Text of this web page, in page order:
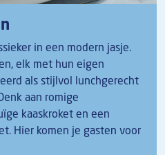
in een modern jasje.
elk met hun eigen
als stijlvol lunchgerecht
aan romige
kaaskroket en een
Hier komen je gasten voor